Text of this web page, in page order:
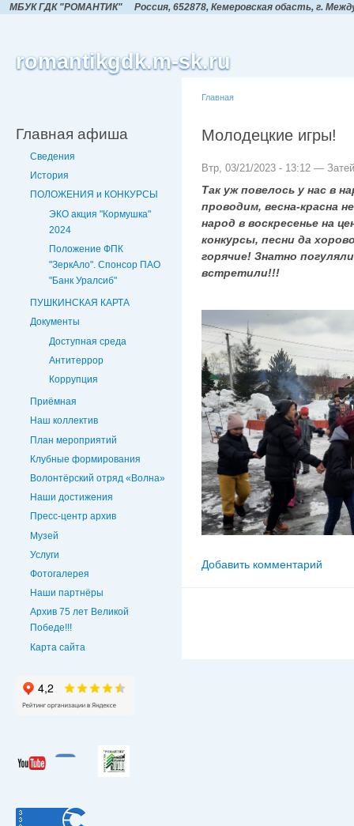
МБУК ГДК "РОМАНТИК" Россия, 652878, Кемеровская обасть, г.
romantikgdk.m-sk.ru
Главная афиша
Сведения
История
ПОЛОЖЕНИЯ и КОНКУРСЫ
ЭКО акция "Кормушка"
2024
Положение ФПК
"ЗеркАло". Спонсор ПАО
"Банк Уралсиб"
ПУШКИНСКАЯ КАРТА
Документы
Доступная среда
Антитеррор
Коррупция
Приёмная
Наш коллектив
План мероприятий
Клубные формирования
Волонтёрский отряд «Волна»
Наши достижения
Пресс-центр архив
Музей
Услуги
Фотогалерея
Наши партнёры
Архив 75 лет Великой
Победе!!!
Карта сайта
Главная
Молодецкие игры!
Втр, 03/21/2023 - 13:12 —
Так уж повелось у нас в
проводим, весна-красна
народ в воскресенье на
конкурсы, песни да
горячие! Знатно
встретили!!!
Добавить комментарий